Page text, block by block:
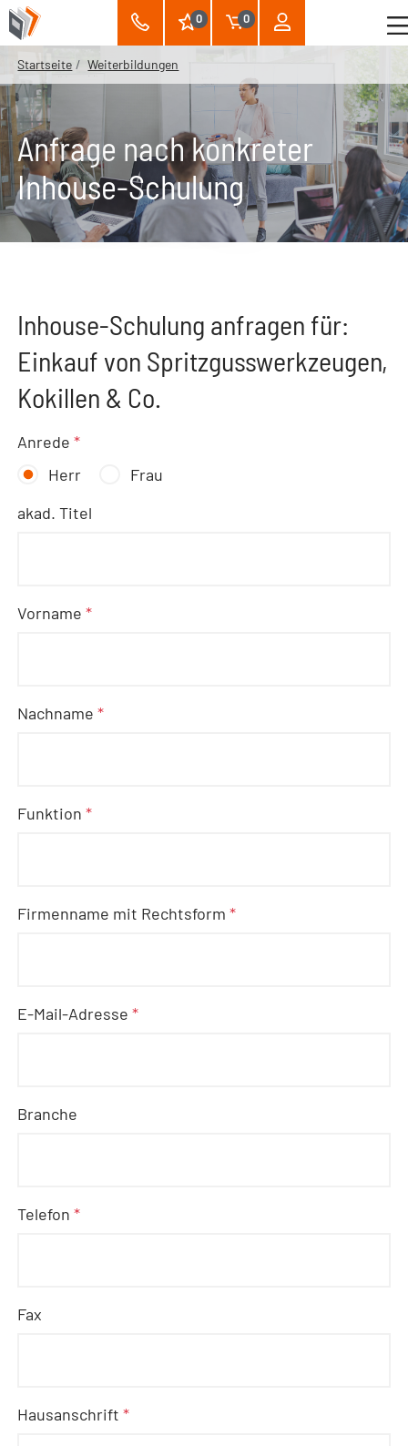
0 0
Startseite Weiterbildungen
Anfrage nach konkreter
Inhouse-Schulung
Inhouse-Schulung anfragen für:
Einkauf von Spritzgusswerkzeugen,
Kokillen & Co.
Anrede*
Herr
Frau
akad. Titel
Vorname*
Nachname*
Funktion*
Firmenname mit Rechtsform*
E-Mail-Adresse*
Branche
Telefon*
Fax
Hausanschrift*